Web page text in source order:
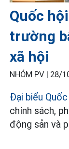
Quốc
trường
xã hội
NHÓM PV | 28/
Đại biểu
chính sách,
động sản và